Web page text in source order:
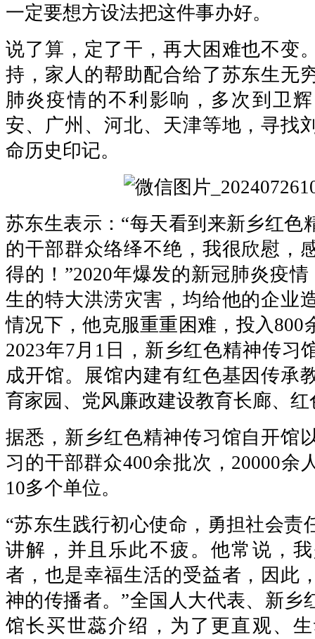
一定要想方设法把这件事办好。
说了算，定了干，再大困难也不变
持，家人的帮助配合给了苏东生无
肺炎疫情的不利影响，多次到卫
安、广州、河北、天津等地，寻找
命历史印记。
苏东生表示：“每天看到来新乡红色
的干部群众络绎不绝，我很欣慰，
得的！”2020年爆发的新冠肺炎疫
生的特大洪涝灾害，均给他的企业
情况下，他克服重重困难，投入800
2023年7月1日，新乡红色精神传习
成开馆。展馆内建有红色基因传承
育家园、党风廉政建设教育长廊、
据悉，新乡红色精神传习馆自开馆
习的干部群众400余批次，20000余
10多个单位。
“苏东生践行初心使命，勇担社会责
讲解，并且乐此不疲。他常说，
者，也是幸福生活的受益者，因此
神的传播者。”全国人大代表、新乡
馆长买世蕊介绍，为了更直观、